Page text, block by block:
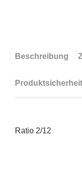
Beschreibung
Produktsicherheit
Ratio 2/12